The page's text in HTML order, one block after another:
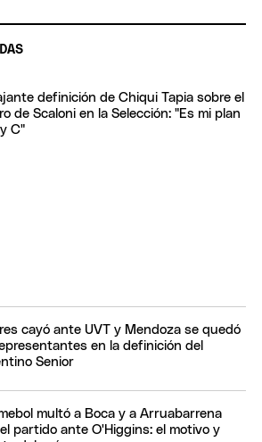
definición de Chiqui Tapia sobre el
de Scaloni en la Selección: "Es mi plan
C"
cayó ante UVT y Mendoza se quedó
en la definición del
Senior
multó a Boca y a Arruabarrena
partido ante O'Higgins: el motivo y